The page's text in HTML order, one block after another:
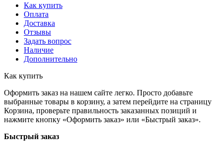
Как купить
Оплата
Доставка
Отзывы
Задать вопрос
Наличие
Дополнительно
Как купить
Оформить заказ на нашем сайте легко. Просто добавьте
выбранные товары в корзину, а затем перейдите на страницу
Корзина, проверьте правильность заказанных позиций и
нажмите кнопку «Оформить заказ» или «Быстрый заказ».
Быстрый заказ